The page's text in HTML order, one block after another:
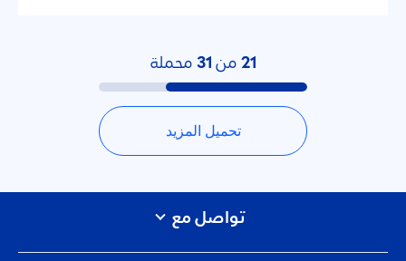
21 من 31 محملة
تحميل المزيد
تواصل مع